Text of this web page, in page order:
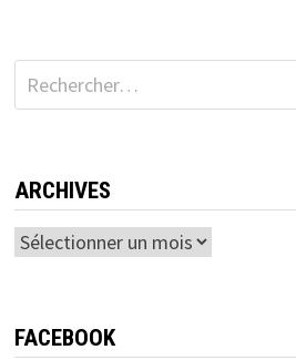
Rechercher :
ARCHIVES
Archives
FACEBOOK